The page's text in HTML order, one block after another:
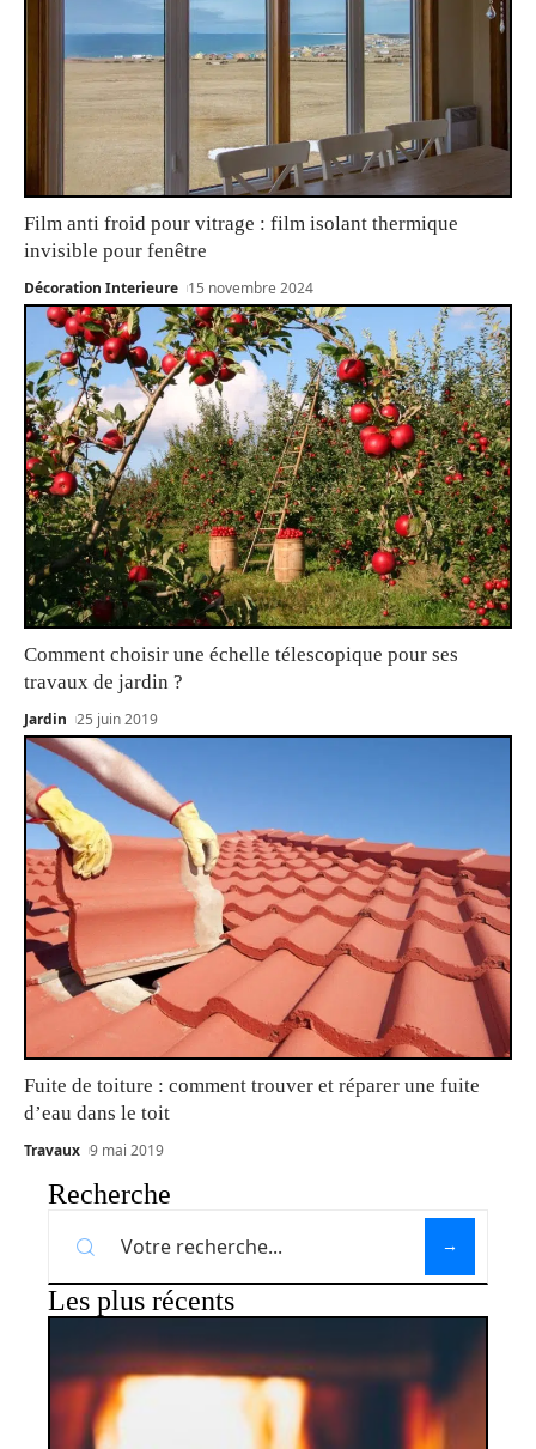
Film anti froid pour vitrage : film isolant thermique
invisible pour fenêtre
Décoration Interieure 15 novembre 2024
Comment choisir une échelle télescopique pour ses
travaux de jardin ?
Jardin 25 juin 2019
Fuite de toiture : comment trouver et réparer une fuite
d’eau dans le toit
Travaux 9 mai 2019
Recherche
Les plus récents